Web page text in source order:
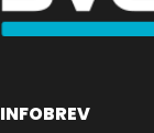
INFOBREV